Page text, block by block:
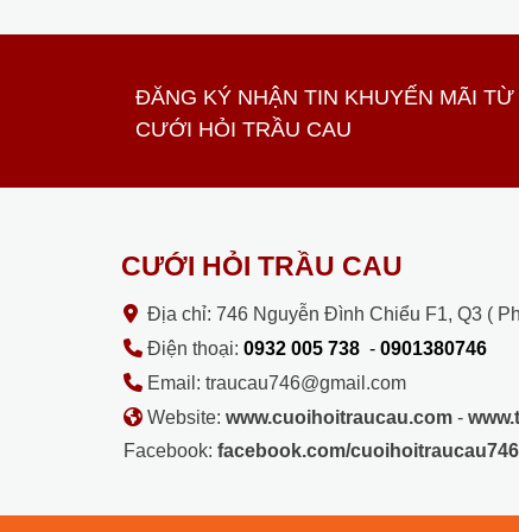
ĐĂNG KÝ NHẬN TIN KHUYẾN MÃI TỪ
CƯỚI HỎI TRẦU CAU
CƯỚI HỎI TRẦU CAU
Địa chỉ: 746 Nguyễn Đình Chiểu F1, Q3 (
Điện thoại: 0932 005 738 - 0901380746
Email: traucau746@gmail.com
Website: www.cuoihoitraucau.com -
Facebook: facebook.com/cuoihoitraucau746